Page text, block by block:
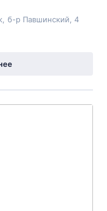
б-р Павшинский , 4